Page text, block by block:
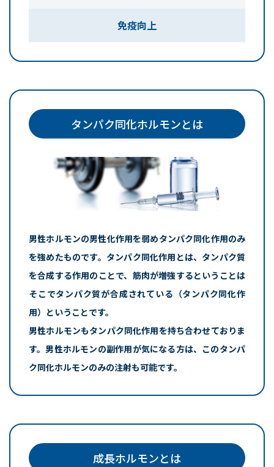
免疫向上
タンパク同化ホルモンとは
男性ホルモンの男性化作用を弱めタンパク同化作用のみ
を強めたものです。タンパク同化作用とは、タンパク質
を合成する作用のことで、筋肉が増強するということは
そこでタンパク質が合成されている（タンパク同化作
用）ということです。
男性ホルモンもタンパク同化作用を持ち合わせておりま
す。男性ホルモンの副作用が気になる方は、このタンパ
ク同化ホルモンのみの注射も可能です。
成長ホルモンとは